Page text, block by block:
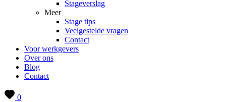
Stageverslag
Meer
Stage tips
Veelgestelde vragen
Contact
Voor werkgevers
Over ons
Blog
Contact
0